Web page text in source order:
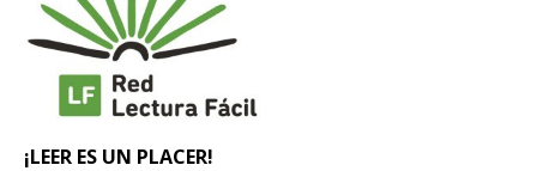
¡LEER ES UN PLACER!